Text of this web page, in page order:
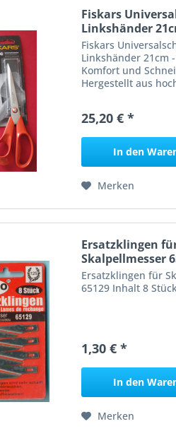
Fiskars
Linkshänder
Fiskars
Linkshänder 21cm
Komfort und
Hergestellt aus
25,20 € *
In den
Merken
Ersatzklingen
Skalpellmesser
Ersatzklingen für
65129 Inhalt 8
1,30 € *
In den
Merken